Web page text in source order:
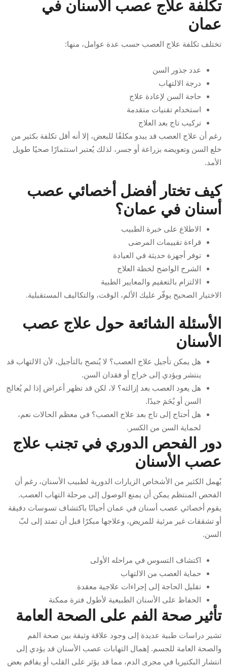
تكلفة علاج عصب الأسنان في
عمان
تختلف تكلفة علاج العصب حسب عدة عوامل، منها:
عدد جذور السن
درجة الالتهاب
حاجة السن لإعادة علاج
استخدام تقنيات متقدمة
تركيب تاج بعد العلاج
رغم أن علاج العصب قد يبدو مكلفًا للبعض، إلا أنه أقل تكلفة بكثير من
خلع السن وتعويضه بزراعة أو جسر، لذلك يُعتبر استثمارًا صحيًا طويل
الأمد.
كيف تختار أفضل أخصائي عصب
أسنان في عمان؟
الاطلاع على خبرة الطبيب
قراءة تقييمات المرضى
توفر أجهزة حديثة في العيادة
الشرح الواضح لخطة العلاج
الالتزام بالتعقيم والمعايير الطبية
الاختيار الصحيح يوفّر عليك الألم، الوقت، والتكاليف المستقبلية.
الأسئلة الشائعة حول علاج عصب
الأسنان
هل يمكن تأجيل علاج العصب؟ لا يُنصح بالتأجيل، لأن الالتهاب قد
ينتشر ويؤدي إلى خراج أو فقدان السن.
هل يعود العصب بعد إزالته؟ لا، لكن قد تظهر أعراض إذا لم يُعالج
السن أو يُحَمَ جيدًا.
هل أحتاج إلى تاج بعد علاج العصب؟ في معظم الحالات نعم،
لحماية السن من الكسر.
دور الفحص الدوري في تجنب علاج
عصب الأسنان
يُهمل الكثير من الأشخاص الزيارات الدورية لطبيب الأسنان، رغم أن
الفحص المنتظم يمكن أن يمنع الوصول إلى مرحلة التهاب العصب.
يقوم أخصائي عصب أسنان في عمان أحيانًا باكتشاف تسوسات دقيقة
أو تشققات غير مرئية للمريض، وعلاجها مبكرًا قبل أن تمتد إلى لبّ
السن.
اكتشاف التسوس في مراحله الأولى
حماية العصب من الالتهاب
تقليل الحاجة إلى إجراءات علاجية معقدة
الحفاظ على الأسنان الطبيعية لأطول فترة ممكنة
تأثير صحة الفم على الصحة العامة
تشير دراسات طبية عديدة إلى وجود علاقة وثيقة بين صحة الفم
والصحة العامة للجسم. إهمال التهابات عصب الأسنان قد يؤدي إلى
انتشار البكتيريا في مجرى الدم، مما قد يؤثر على القلب أو يفاقم بعض